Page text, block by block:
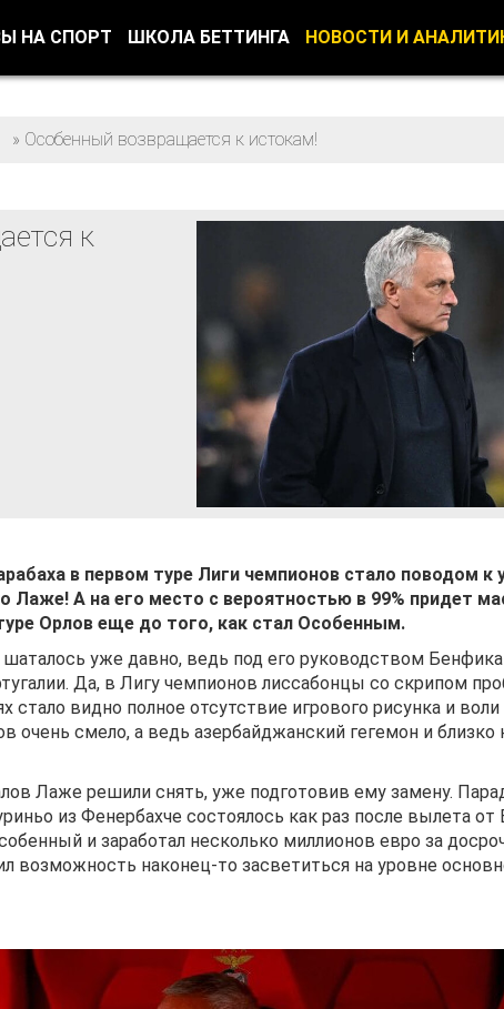
НА СПОРТ ШКОЛА БЕТТИНГА НОВОСТИ И
» Особенный возвращается к истокам!
к
в первом туре Лиги чемпионов стало поводом к
Лаже! А на его место с вероятностью в 99% придет
Орлов еще до того, как стал Особенным.
уже давно, ведь под его руководством Бенфика
Да, в Лигу чемпионов лиссабонцы со скрипом
видно полное отсутствие игрового рисунка и воли
очень смело, а ведь азербайджанский гегемон и близко
Лаже решили снять, уже подготовив ему замену.
из Фенербахче состоялось как раз после вылета
и заработал несколько миллионов евро за
возможность наконец-то засветиться на уровне